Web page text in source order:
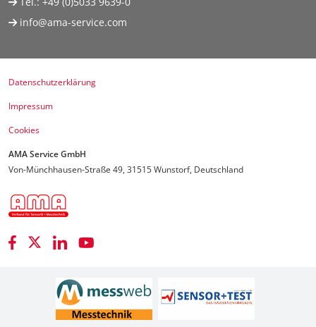
info@ama-service.com
Datenschutzerklärung
Impressum
Cookies
AMA Service GmbH
Von-Münchhausen-Straße 49, 31515 Wunstorf, Deutschland